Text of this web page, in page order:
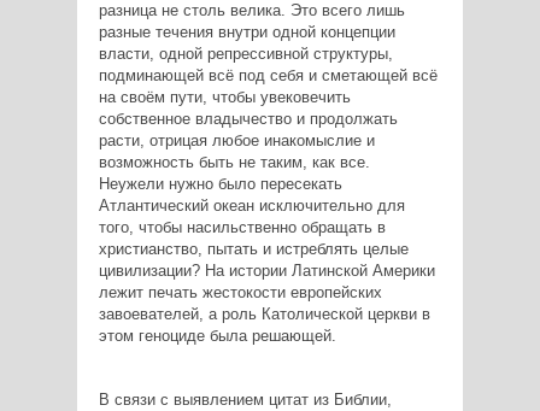
разница не столь велика. Это всего лишь
разные течения внутри одной концепции
власти, одной репрессивной структуры,
подминающей всё под себя и сметающей всё
на своём пути, чтобы увековечить
собственное владычество и продолжать
расти, отрицая любое инакомыслие и
возможность быть не таким, как все.
Неужели нужно было пересекать
Атлантический океан исключительно для
того, чтобы насильственно обращать в
христианство, пытать и истреблять целые
цивилизации? На истории Латинской Америки
лежит печать жестокости европейских
завоевателей, а роль Католической церкви в
этом геноциде была решающей.
В связи с выявлением цитат из Библии,